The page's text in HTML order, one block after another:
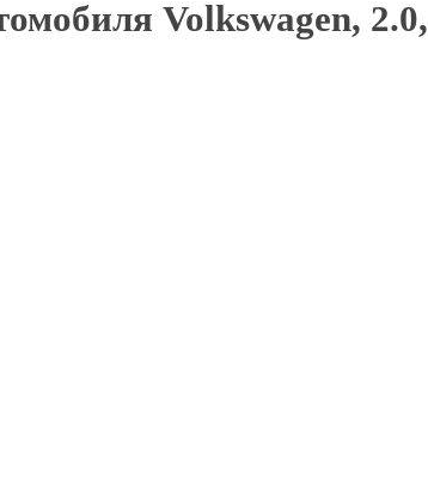
Volkswagen, 2.0,